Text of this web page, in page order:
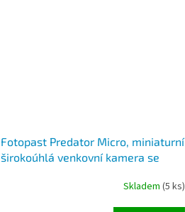
Fotopast Predator Micro, miniaturní
širokoúhlá venkovní kamera se
detekce pohybu, noční vidění
Skladem (5 ks)